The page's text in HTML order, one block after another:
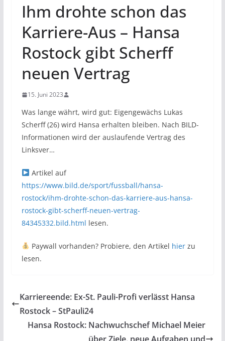
Ihm drohte schon das
Karriere-Aus – Hansa
Rostock gibt Scherff
neuen Vertrag
15. Juni 2023
Was lange währt, wird gut: Eigengewächs Lukas
Scherff (26) wird Hansa erhalten bleiben. Nach BILD-
Informationen wird der auslaufende Vertrag des
Linksver…
Artikel auf
https://www.bild.de/sport/fussball/hansa-
rostock/ihm-drohte-schon-das-karriere-aus-hansa-
rostock-gibt-scherff-neuen-vertrag-
84345332.bild.html lesen.
Paywall vorhanden? Probiere, den Artikel hierzu
lesen.
Karriereende: Ex-St. Pauli-Profi verlässt Hansa
Rostock – StPauli24
Hansa Rostock: Nachwuchschef Michael Meier